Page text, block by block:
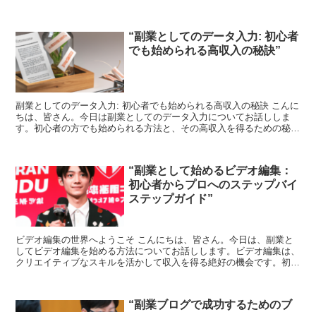
“副業としてのデータ入力: 初心者
でも始められる高収入の秘訣”
副業としてのデータ入力: 初心者でも始められる高収入の秘訣 こんに
ちは、皆さん。今日は副業としてのデータ入力についてお話ししま
す。初心者の方でも始められる方法と、その高収入を得るための秘訣
“副業として始めるビデオ編集：
初心者からプロへのステップバイ
ステップガイド”
ビデオ編集の世界へようこそ こんにちは、皆さん。今日は、副業と
してビデオ編集を始める方法についてお話しします。ビデオ編集は、
クリエイティブなスキルを活かして収入を得る絶好の機会です。初心
“副業ブログで成功するためのブ